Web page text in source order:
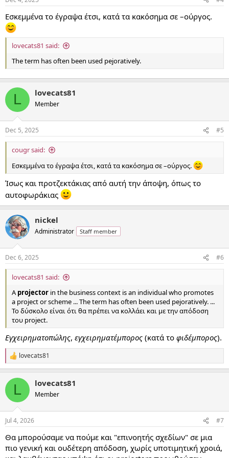
Εσκεμμένα το έγραψα έτσι, κατά τα κακόσημα σε –ούργος.
lovecats81 said:
The term has often been used pejoratively.
L lovecats81
Member
Dec 5, 2025 #5
cougr said:
Εσκεμμένα το έγραψα έτσι, κατά τα κακόσημα σε –ούργος.
Ίσως και προτζεκτάκιας από αυτή την άποψη, όπως το
αυτοφωράκιας
nickel
Administrator Staff member
Dec 6, 2025 #6
lovecats81 said:
Aprojector in the business context is an individual who promotes
a project or scheme ... The term has often been used pejoratively. ...
Το δύσκολο είναι ότι θα πρέπει να κολλάει και με την απόδοση
του project.
Εγχειρηματοπώλης, εγχειρηματέμπορος (κατά το φιδέμπορος).
R
e
c
i
n
s
lovecats81
L lovecats81
Member
Jul 4, 2026 #7
Θα μπορούσαμε να πούμε και "επινοητής σχεδίων" σε μια
πιο γενική και ουδέτερη απόδοση, χωρίς υποτιμητική χροιά,